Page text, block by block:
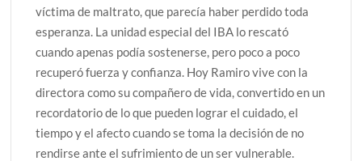
víctima de maltrato, que parecía haber perdido toda
esperanza. La unidad especial del IBA lo rescató
cuando apenas podía sostenerse, pero poco a poco
recuperó fuerza y confianza. Hoy Ramiro vive con la
directora como su compañero de vida, convertido en un
recordatorio de lo que pueden lograr el cuidado, el
tiempo y el afecto cuando se toma la decisión de no
rendirse ante el sufrimiento de un ser vulnerable.